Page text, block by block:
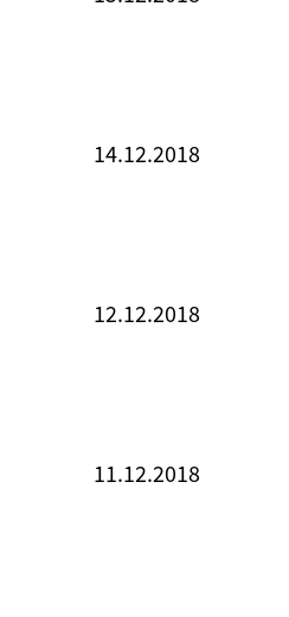
14.12.2018
12.12.2018
11.12.2018